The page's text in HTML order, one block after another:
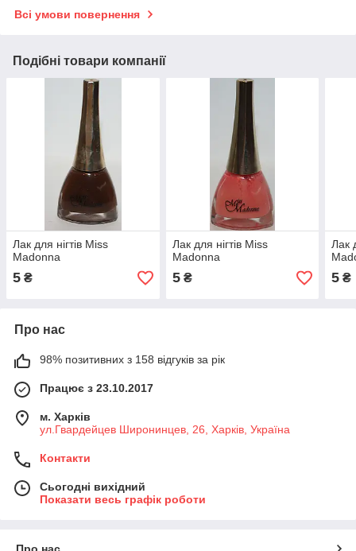
Всі умови повернення
Подібні товари компанії
Лак для нігтів Miss
Madonna
5 ₴
Лак для нігтів Miss
Madonna
5₴
Лак
5 ₴
Про нас
98% позитивних з 158 відгуків за рік
Працює з 23.10.2017
м. Харків
ул.Гвардейцев Широнинцев, 26, Харків, Україна
Контакти
Сьогодні вихідний
Показати весь графік роботи